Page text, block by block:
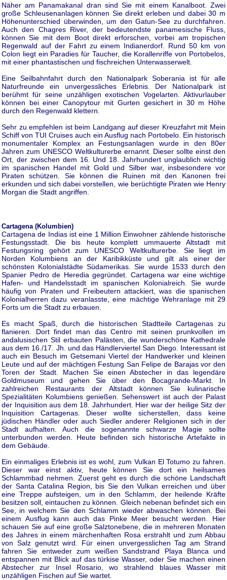
Näher am Panamakanal dran sind Sie mit einem Kanalboot. Zwei
große Schleusenanlagen können Sie direkt erleben und dabei 30 m
Höhenunterschied überwinden, um den Gatun-See zu durchfahren.
Auch den Chagres River, der bedeutendste panamesische Fluss,
können Sie mit dem Boot direkt erforschen, vorbei am tropischen
Regenwald auf der Fahrt zu einem Indianerdorf. Rund 50 km von
Colon liegt ein Paradies für Taucher, die Korallenriffe von Portobelos,
mit einer phantastischen und fischreichen Unterwasserwelt.
Eine Seilbahnfahrt durch den Nationalpark Soberania ist für alle
Naturfreunde ein unvergessliches Erlebnis. Der Nationalpark ist
berühmt für seine unzähligen exotischen Vogelarten. Aktivurlauber
können bei einer Canopytour mit Gurten gesichert in 30 m Höhe
durch den Regenwald klettern.
Sehr zu empfehlen ist beim Landgang auf dieser Kreuzfahrt mit Mein
Schiff von TUI Cruises auch ein Ausflug nach Portobelo. Ein historisch
monumentaler Komplex an Festungsanlagen wurde in den 80er
Jahren zum UNESCO Weltkulturerbe ernannt. Dieser sollte einst den
Ort, der zwischen dem 16. Und 18. Jahrhundert unglaublich wichtig
im spanischen Handel mit Gold und Silber war, insbesondere vor
Piraten schützen. Sie können die Ruinen mit den Kanonen frei
erkunden und sich dabei vorstellen, wie berüchtigte Piraten wie Henry
Morgan die Stadt angriffen.
Cartagena (Kolumbien)
Cartagena de Indias ist eine 1 Million Einwohner zählende historische
Festungsstadt. Die bis heute komplett ummauerte Altstadt mit
Festungsring gehört zum UNESCO Weltkulturerbe. Sie liegt im
Norden Kolumbiens an der Karibikküste und gilt als einer der
schönsten Kolonialstädte Südamerikas. Sie wurde 1533 durch den
Spanier Pedro de Heredia gegründet. Cartagena war eine wichtige
Hafen- und Handelsstadt im spanischen Kolonialreich. Sie wurde
häufig von Piraten und Freibeutern attackiert, was die spanischen
Kolonialherren dazu veranlasste, eine mächtige Wehranlage mit 29
Forts um die Stadt zu erbauen.
Es macht Spaß, durch die historischen Stadtteile Cartagenas zu
flanieren. Dort findet man das Centro mit seinen prunkvollen im
andalusischen Stil erbauten Palästen, die wunderschöne Kathedrale
aus dem 16./17. Jh. und das Händlerviertel San Diego. Interessant ist
auch ein Besuch im Getsemani Viertel der Handwerker und kleinen
Leute und auf der mächtigen Festung San Felipe de Barajas vor den
Toren der Stadt. Machen Sie einen Abstecher in das legendäre
Goldmuseum und gehen Sie über den Bocagrande-Markt. In
zahlreichen Restaurants der Altstadt können Sie kulinarische
Spezialitäten Kolumbiens genießen. Sehenswert ist auch der Palast
der Inquisition aus dem 18. Jahrhundert. Hier war der heilige Sitz der
Inquisition Cartagenas. Dieser wollte sicherstellen, dass keine
jüdischen Händler oder auch Siedler anderer Religionen sich in der
Stadt aufhalten. Auch die sogenannte schwarze Magie sollte
unterbunden werden. Heute befinden sich historische Artefakte in
dem Gebäude.
Ein einmaliges Erlebnis ist es wohl, zum Vulkan El Totumo zu fahren.
Dieser war einst aktiv, heute können Sie dort ein heilsames
Schlammbad nehmen. Zuerst geht es durch die schöne Landschaft
der Santa Catalina Region, bis Sie den Vulkan erreichen und über
eine Treppe aufsteigen, um in den Schlamm, der heilende Kräfte
besitzen soll, eintauchen zu können. Gleich nebenan befindet sich ein
See, in welchem Sie den Schlamm wieder abwaschen können. Bei
einem Ausflug kann auch das Pinke Meer besucht werden. Hier
schauen Sie auf eine große Salztonebene, die in mehreren Monaten
des Jahres in einem märchenhaften Rosa erstrahlt und zum Abbau
von Salz genutzt wird. Für einen unvergesslichen Tag am Strand
fahren Sie entweder zum weißen Sandstrand Playa Blanca und
entspannen mit Blick auf das türkise Wasser, oder Sie machen einen
Abstecher zur Insel Rosario, wo strahlend blaues Wasser mit
unzähligen Fischen auf Sie wartet.